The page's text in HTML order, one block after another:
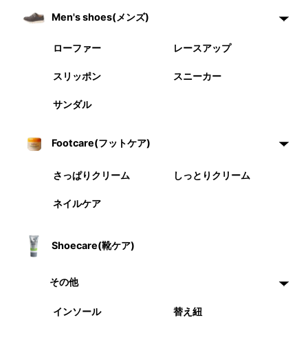
Men's shoes(メンズ)
ローファー レースアップ
スリッポン スニーカー
サンダル
Footcare(フットケア)
さっぱりクリーム しっとりクリーム
ネイルケア
Shoecare(靴ケア)
その他
インソール 替え紐